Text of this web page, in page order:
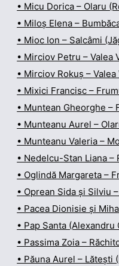
• Micu Dorica – Olaru
• Miloș Elena –
• Mioc Ion – Salcâmi
• Mirciov Petru – Valea
• Mirciov Rokuș –
• Mixici Francisc –
• Muntean Gheorghe –
• Munteanu Aurel –
• Munteanu Valeria –
• Nedelcu-Stan Liana –
• Oglindă Margareta –
• Oprean Sida și Silviu
• Pacea Dionisie și
• Pap Santa
• Passima Zoia –
• Păuna Aurel – Lătești